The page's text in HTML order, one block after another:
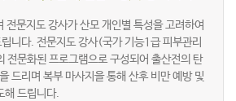
전문지도 강사가 산모 개인별 특성을 고려하여
니다. 전문지도 강사(국가 기능1급 피부관리
전문화된 프로그램으로 구성되어 출산전의 탄
드리며 복부 마사지을 통해 산후 비만 예방 및
해 드립니다.